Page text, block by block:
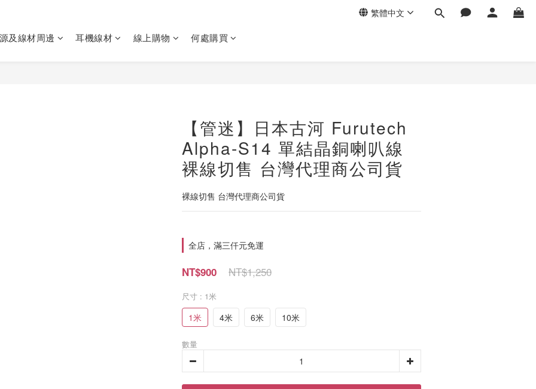
繁體中文
及線材周邊 耳機線材 線上購物 何處購買
【管迷】日本古河 Furutech
Alpha-S14 單結晶銅喇叭線
裸線切售 台灣代理商公司貨
裸線切售 台灣代理商公司貨
全店，滿三仟元免運
NT$1,250
NT$900
尺寸 : 1米
1米 4米 6米 10米
數量